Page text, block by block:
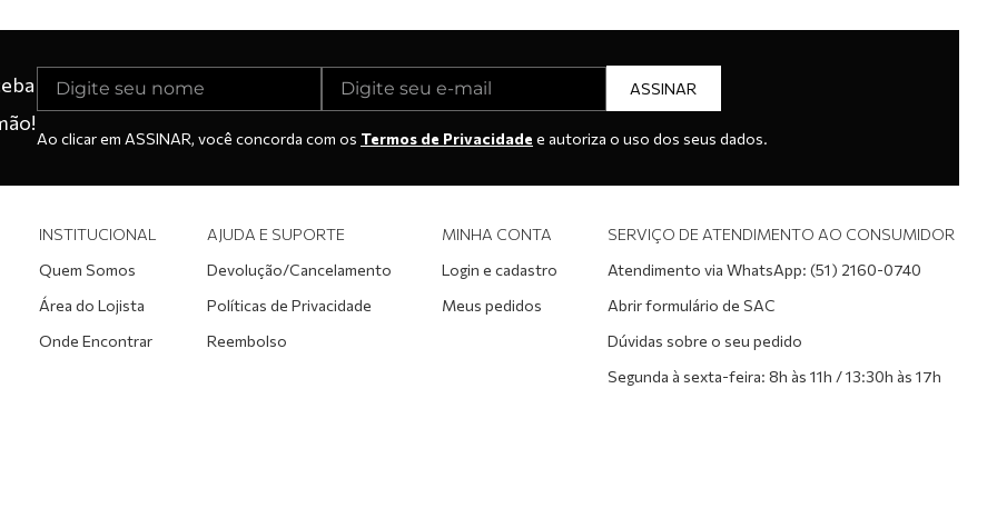
ASSINAR
Ao clicar em ASSINAR, você concorda com os Termos de Privacidade e autoriza o uso dos seus dados.
INSTITUCIONAL
Quem Somos
Área do Lojista
Onde Encontrar
AJUDA E SUPORTE
Devolução/Cancelamento
Políticas de Privacidade
Reembolso
MINHA CONTA
Login e cadastro
Meus pedidos
SERVIÇO DE ATENDIMENTO AO CONSUMIDOR
Atendimento via WhatsApp: (51) 2160-0740
Abrir formulário de SAC
Dúvidas sobre o seu pedido
Segunda à sexta-feira: 8h às 11h / 13:30h às 17h